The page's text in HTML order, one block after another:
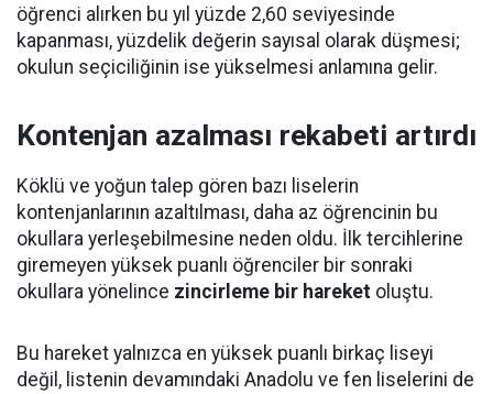
öğrenci alırken bu yıl yüzde 2,60 seviyesinde
kapanması, yüzdelik değerin sayısal olarak düşmesi;
okulun seçiciliğinin ise yükselmesi anlamına gelir.
Kontenjan azalması rekabeti artırdı
Köklü ve yoğun talep gören bazı liselerin
kontenjanlarının azaltılması, daha az öğrencinin bu
okullara yerleşebilmesine neden oldu. İlk tercihlerine
giremeyen yüksek puanlı öğrenciler bir sonraki
okullara yönelince zincirleme bir hareket oluştu.
Bu hareket yalnızca en yüksek puanlı birkaç liseyi
değil, listenin devamındaki Anadolu ve fen liselerini de